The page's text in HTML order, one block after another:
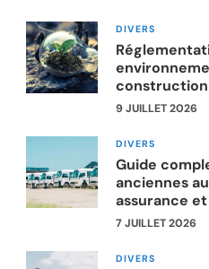
DIVERS
construction
9 JUILLET 2026
DIVERS
Guide
anciennes
assurance
7 JUILLET 2026
DIVERS